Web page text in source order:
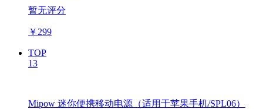
暂无评分
￥ 299
TOP
13
Mipow 迷你便携移动电源（适用于苹果手机/SPL06）